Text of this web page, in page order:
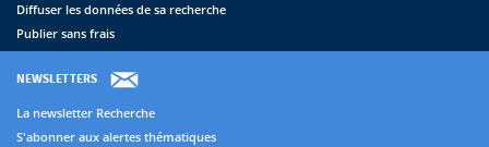
Diffuser les données de sa recherche
Publier sans frais
NEWSLETTERS
La newsletter Recherche
S'abonner aux alertes thématiques